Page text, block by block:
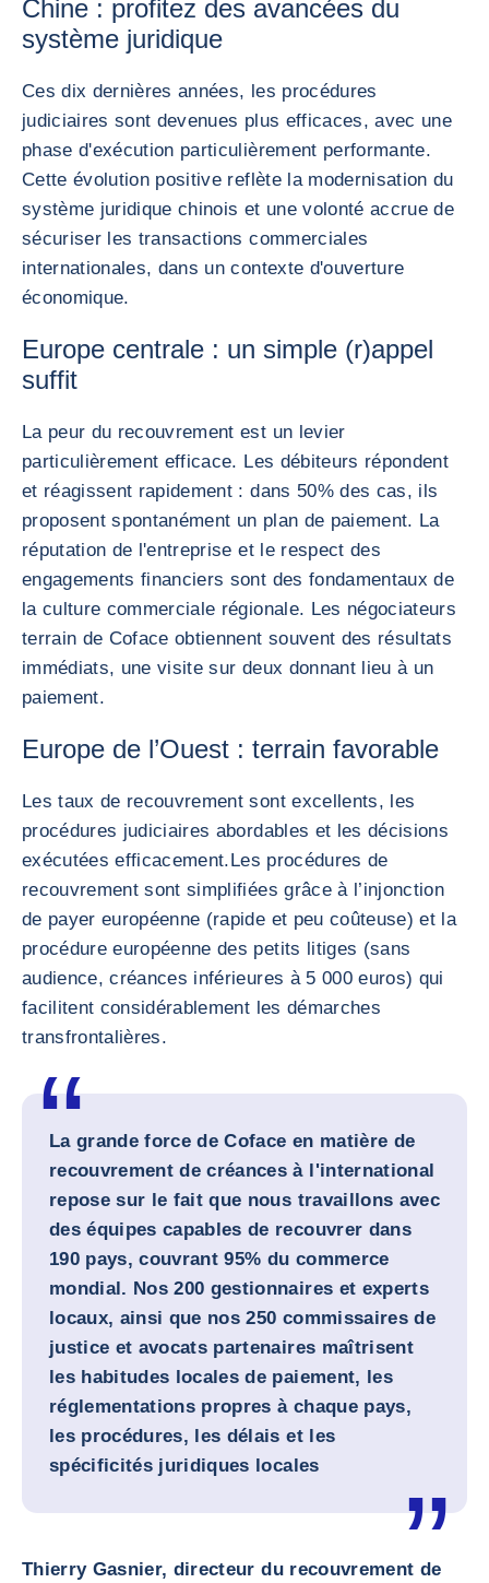
Chine : profitez des avancées du
système juridique
Ces dix dernières années, les procédures
judiciaires sont devenues plus efficaces, avec une
phase d'exécution particulièrement performante.
Cette évolution positive reflète la modernisation du
système juridique chinois et une volonté accrue de
sécuriser les transactions commerciales
internationales, dans un contexte d'ouverture
économique.
Europe centrale : un simple (r)appel
suffit
La peur du recouvrement est un levier
particulièrement efficace. Les débiteurs répondent
et réagissent rapidement : dans 50% des cas, ils
proposent spontanément un plan de paiement. La
réputation de l'entreprise et le respect des
engagements financiers sont des fondamentaux de
la culture commerciale régionale. Les négociateurs
terrain de Coface obtiennent souvent des résultats
immédiats, une visite sur deux donnant lieu à un
paiement.
Europe de l’Ouest : terrain favorable
Les taux de recouvrement sont excellents, les
procédures judiciaires abordables et les décisions
exécutées efficacement.Les procédures de
recouvrement sont simplifiées grâce à l’injonction
de payer européenne (rapide et peu coûteuse) et la
procédure européenne des petits litiges (sans
audience, créances inférieures à 5 000 euros) qui
facilitent considérablement les démarches
transfrontalières.
La grande force de Coface en matière de
recouvrement de créances à l'international
repose sur le fait que nous travaillons avec
des équipes capables de recouvrer dans
190 pays, couvrant 95% du commerce
mondial. Nos 200 gestionnaires et experts
locaux, ainsi que nos 250 commissaires de
justice et avocats partenaires maîtrisent
les habitudes locales de paiement, les
réglementations propres à chaque pays,
les procédures, les délais et les
spécificités juridiques locales
Thierry Gasnier, directeur du recouvrement de